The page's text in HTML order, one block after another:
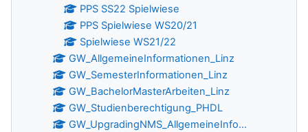
PPS SS22 Spielwiese
PPS Spielwiese WS20/21
Spielwiese WS21/22
GW_AllgemeineInformationen_Linz
GW_SemesterInformationen_Linz
GW_BachelorMasterArbeiten_Linz
GW_Studienberechtigung_PHDL
GW_UpgradingNMS_AllgemeineInfo...